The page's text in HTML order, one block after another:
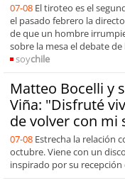
07-08 El tiroteo es el
el pasado febrero la
de que un hombre
sobre la mesa el debate
soychile
Matteo Bocelli y
Viña: "Disfruté
de volver con mi
07-08 Estrecha la relación
octubre. Viene con un
inspirado por su recepción